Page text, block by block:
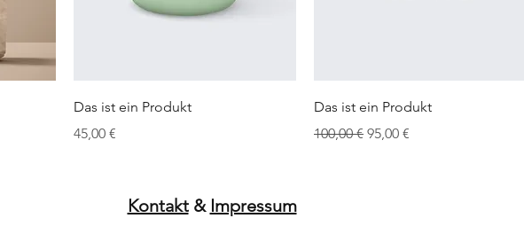
Das ist ein Produkt
Preis
45,00 €
Das ist ein Produkt
Standardpreis
100,00 € Sale-Preis
95,00 €
Kontakt& Impressum